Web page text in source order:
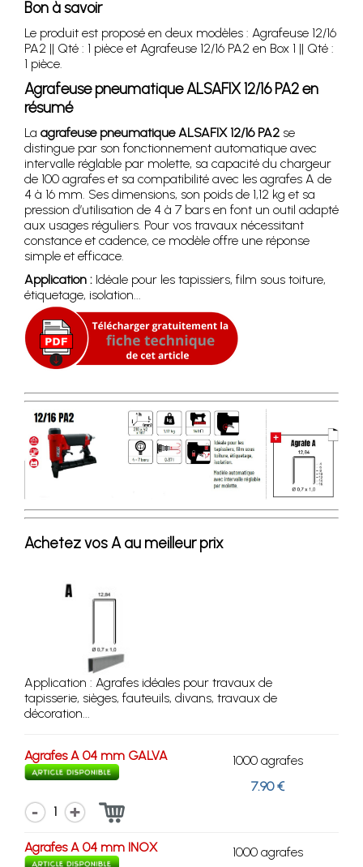
Bon à savoir
Le produit est proposé en deux modèles : Agrafeuse 12/16
PA2 || Qté : 1 pièce et Agrafeuse 12/16 PA2 en Box 1 || Qté :
1 pièce.
Agrafeuse pneumatique ALSAFIX 12/16 PA2 en
résumé
La agrafeuse pneumatique ALSAFIX 12/16 PA2 se
distingue par son fonctionnement automatique avec
intervalle réglable par molette, sa capacité du chargeur
de 100 agrafes et sa compatibilité avec les agrafes A de
4 à 16 mm. Ses dimensions, son poids de 1,12 kg et sa
pression d’utilisation de 4 à 7 bars en font un outil adapté
aux usages réguliers. Pour vos travaux nécessitant
constance et cadence, ce modèle offre une réponse
simple et efficace.
Application : Idéale pour les tapissiers, film sous toiture,
étiquetage, isolation...
Achetez vos A au meilleur prix
Application : Agrafes idéales pour travaux de
tapisserie, sièges, fauteuils, divans, travaux de
décoration...
Agrafes A 04 mm GALVA
1000 agrafes
7.90 €
1
Agrafes A 04 mm INOX 1000 agrafes